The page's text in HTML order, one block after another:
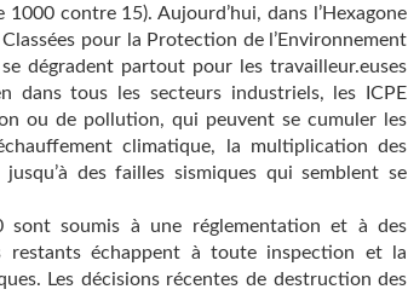
contre 15). Aujourd’hui, dans l’Hexagone
pour la Protection de l’Environnement
dégradent partout pour les travailleur.euses
dans tous les secteurs industriels, les ICPE
ou de pollution, qui peuvent se cumuler les
climatique, la multiplication des
des failles sismiques qui semblent se
soumis à une réglementation et à des
restants échappent à toute inspection et la
Les décisions récentes de destruction des